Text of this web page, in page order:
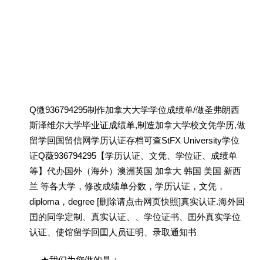
Q微936794295制作加拿大大学学位成绩单/做圣弗朗西
斯泽维尔大学毕业证成绩单,制造加拿大学校文凭学历,做
留学回国留信网学历认证存档可查StFX University学位
证Q薇936794295【学历认证、文凭、学位证、成绩单
等】代办国外（海外）澳洲英国 加拿大 韩国 美国 新西
兰 等各大学，修改成绩单分数，学历认证，文凭，
diploma，degree [删除请点击网页快照]真实认证.海外回
囯的同学定制、真实认证、、学位证书、囯外真实学位
认证、使馆留学回囯人员证明、录取通知书